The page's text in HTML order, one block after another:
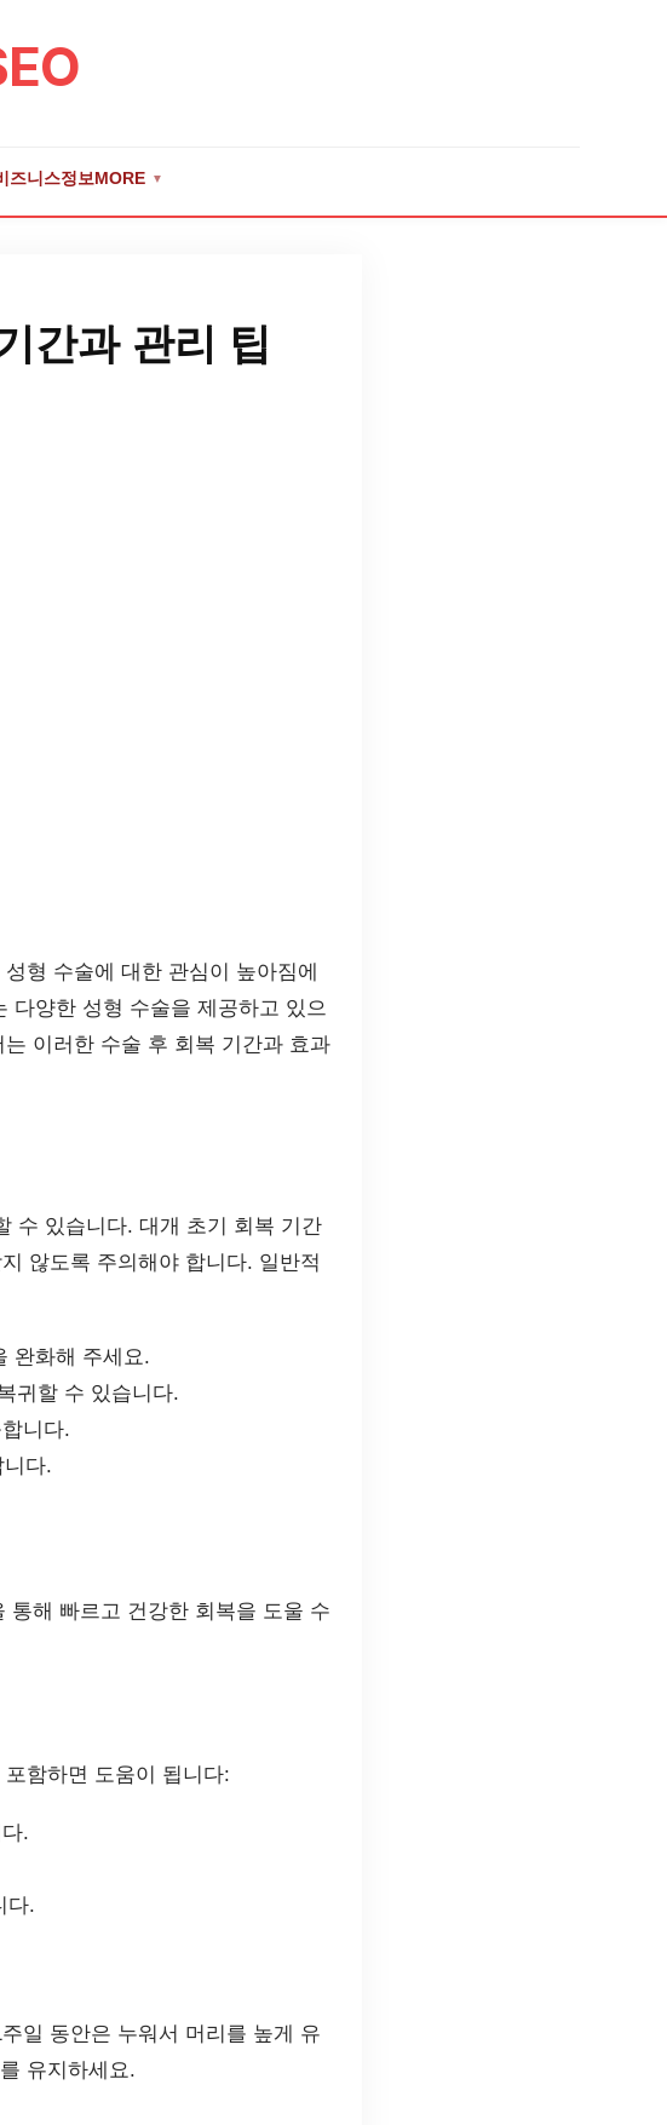
즈니스정보MORE ▼
간과 관리 팁
형 수술에 대한 관심이 높아짐에
다양한 성형 수술을 제공하고 있으
이러한 수술 후 회복 기간과 효과
수 있습니다. 대개 초기 회복 기간
않도록 주의해야 합니다. 일반적
완화해 주세요.
귀할 수 있습니다.
니다.
다.
통해 빠르고 건강한 회복을 도울 수
함하면 도움이 됩니다:
.
다.
일 동안은 누워서 머리를 높게 유
유지하세요.